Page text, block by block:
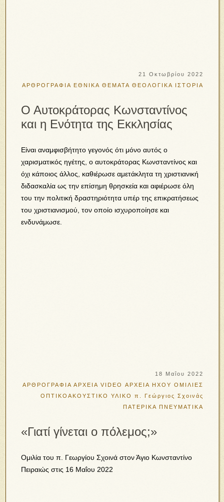
21 Οκτωβρίου 2022
ΑΡΘΡΟΓΡΑΦΙΑ ΕΘΝΙΚΑ ΘΕΜΑΤΑ ΘΕΟΛΟΓΙΚΑ ΙΣΤΟΡΙΑ
Ο Αυτοκράτορας Κωνσταντίνος
και η Ενότητα της Εκκλησίας
Είναι αναμφισβήτητο γεγονός ότι μόνο αυτός ο
χαρισματικός ηγέτης, ο αυτοκράτορας Κωνσταντίνος και
όχι κάποιος άλλος, καθιέρωσε αμετάκλητα τη χριστιανική
διδασκαλία ως την επίσημη θρησκεία και αφιέρωσε όλη
του την πολιτική δραστηριότητα υπέρ της επικρατήσεως
του χριστιανισμού, τον οποίο ισχυροποίησε και
ενδυνάμωσε.
18 Μαΐου 2022
ΑΡΘΡΟΓΡΑΦΙΑ ΑΡΧΕΙΑ VIDEO ΑΡΧΕΙΑ ΗΧΟΥ ΟΜΙΛΙΕΣ
ΟΠΤΙΚΟΑΚΟΥΣΤΙΚΟ ΥΛΙΚΟ
π. Γεώργιος Σχοινάς
ΠΑΤΕΡΙΚΑ ΠΝΕΥΜΑΤΙΚΑ
«Γιατί γίνεται ο πόλεμος;»
Ομιλία του π. Γεωργίου Σχοινά στον Άγιο Κωνσταντίνο
Πειραιώς στις 16 Μαΐου 2022